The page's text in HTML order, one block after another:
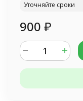
Уточняйте сроки
900 ₽